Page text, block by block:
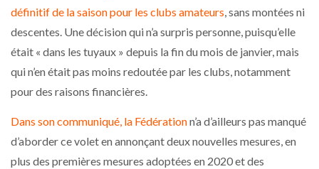
définitif de la saison pour les clubs amateurs, sans montées ni
descentes. Une décision qui n’a surpris personne, puisqu’elle
était « dans les tuyaux » depuis la fin du mois de janvier, mais
qui n’en était pas moins redoutée par les clubs, notamment
pour des raisons financières.
Dans son communiqué, la Fédérationn’a d’ailleurs pas manqué
d’aborder ce volet en annonçant deux nouvelles mesures, en
plus des premières mesures adoptées en 2020 et des